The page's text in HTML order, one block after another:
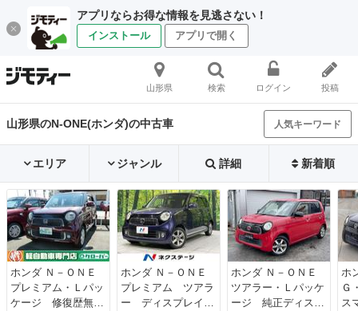
アプリならお得な情報を見逃さない！
インストール アプリで開く
山形県 検索 ログイン 投稿
山形県のN-ONE(ホンダ)の中古車 人気キーワード
エリア ジャンル 詳細 新着順
ホンダ Ｎ－ＯＮＥ
プレミアム・Ｌパッ
ケージ 修復歴無
ホンダ Ｎ－ＯＮＥ
プレミアム ツアラ
ー ディスプレイオ
ホンダ Ｎ－ＯＮＥ
ツアラー・Ｌパッケ
ージ 純正ディスプ
ホ
Ｇ
ス